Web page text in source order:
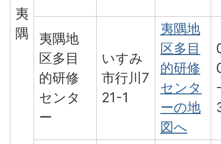
夷
隅
夷隅地
区多目
的研修
センタ
ー
いすみ
市行川7
21-1
夷隅地
区多目
的研修
センタ
ーの地
図へ